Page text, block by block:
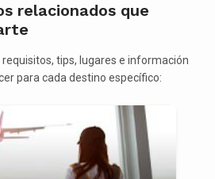
relacionados que
tips, lugares e información
para cada destino específico: